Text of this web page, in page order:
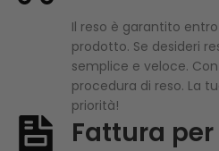
Il reso è garantito
prodotto. Se desideri
semplice e veloce.
procedura di reso. La
priorità!
Fattura